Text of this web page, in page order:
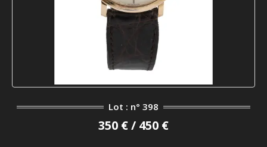
Lot : n° 398
350 € / 450 €